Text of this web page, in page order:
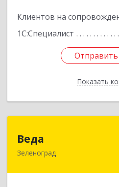
Клиентов на
1С:Специалист
Отправить
Показать
Отправить
Веда
Зеленоград
124683, Москва г,